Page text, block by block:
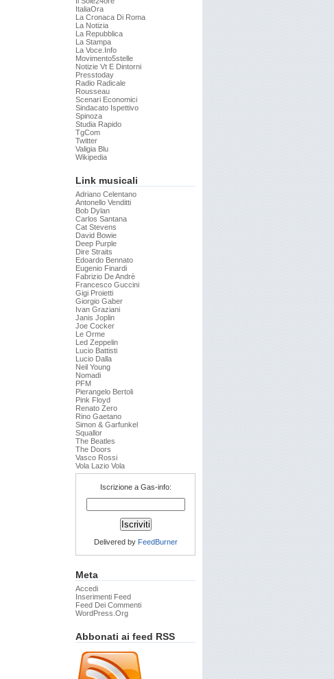
ItaliaOra
La Cronaca Di Roma
La Notizia
La Repubblica
La Stampa
La Voce.info
Movimento5stelle
Notizie Vt E Dintorni
Presstoday
Radio Radicale
Rousseau
Scenari Economici
Sindacato Ispettivo
Spinoza
Studia Rapido
TgCom
Twitter
Valigia Blu
Wikipedia
Link musicali
Adriano Celentano
Antonello Venditti
Bob Dylan
Carlos Santana
Cat Stevens
David Bowie
Deep Purple
Dire Straits
Edoardo Bennato
Eugenio Finardi
Fabrizio De Andrè
Francesco Guccini
Gigi Proietti
Giorgio Gaber
Ivan Graziani
Janis Joplin
Joe Cocker
Le Orme
Led Zeppelin
Lucio Battisti
Lucio Dalla
Neil Young
Nomadi
PFM
Pierangelo Bertoli
Pink Floyd
Renato Zero
Rino Gaetano
Simon & Garfunkel
Squallor
The Beatles
The Doors
Vasco Rossi
Vola Lazio Vola
Iscrizione a Gas-info:
Delivered by FeedBurner
Meta
Accedi
Inserimenti Feed
Feed Dei Commenti
WordPress.org
Abbonati ai feed RSS